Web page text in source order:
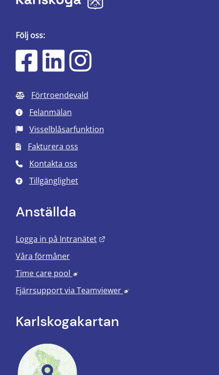
Följ oss:
Förtroendevald
Felanmälan
Visselblåsarfunktion
Fakturera oss
Kontakta oss
Tillgänglighet
Anställda
Logga in på Intranätet
Våra förmåner
Time care pool
Länk till annan webbplats, öppnas i
Fjärrsupport via Teamviewer Länk till annan
Karlskoga­kartan